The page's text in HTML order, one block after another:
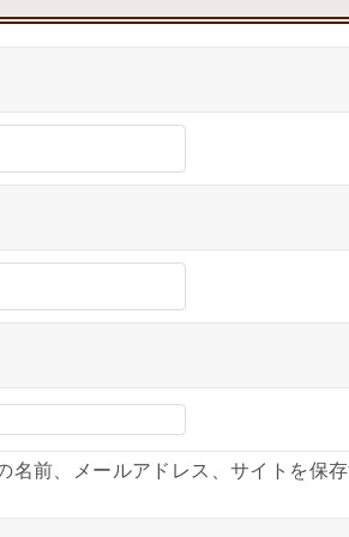
名前、メールアドレス、サイトを保